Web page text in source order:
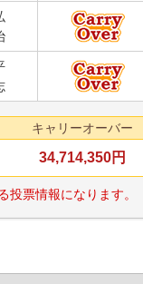
キャリーオーバー
34,714,350円
票情報になります。